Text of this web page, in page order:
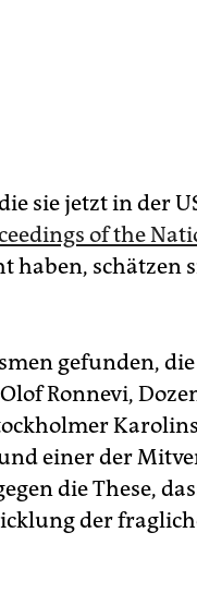
sie jetzt in der
of the
haben, schätzen
gefunden,
Ronnevi,
einer der
die These,
der